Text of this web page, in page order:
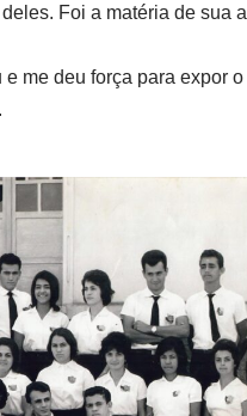
Foi a matéria de sua
me deu força para expor